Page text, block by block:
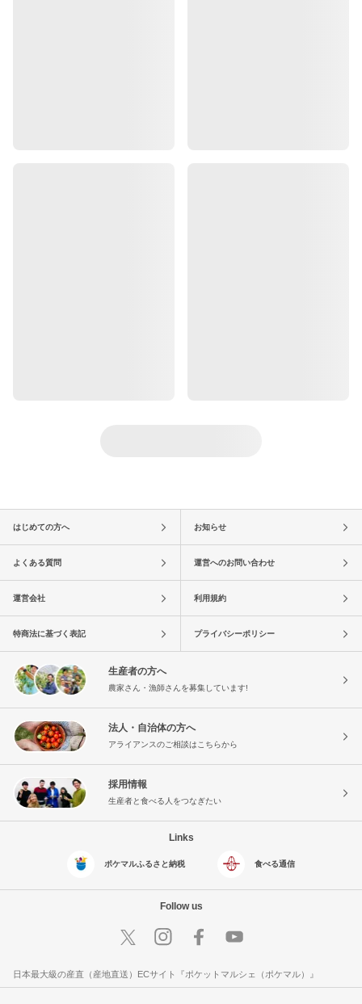
はじめての方へ お知らせ
よくある質問 運営へのお問い合わせ
運営会社 利用規約
特商法に基づく表記 プライバシーポリシー
生産者の方へ
農家さん・漁師さんを募集しています!
法人・自治体の方へ
アライアンスのご相談はこちらから
採用情報
生産者と食べる人をつなぎたい
Links
ポケマルふるさと納税 食べる通信
Follow us
日本最大級の産直（産地直送）ECサイト『ポケットマルシェ（ポケマル）』